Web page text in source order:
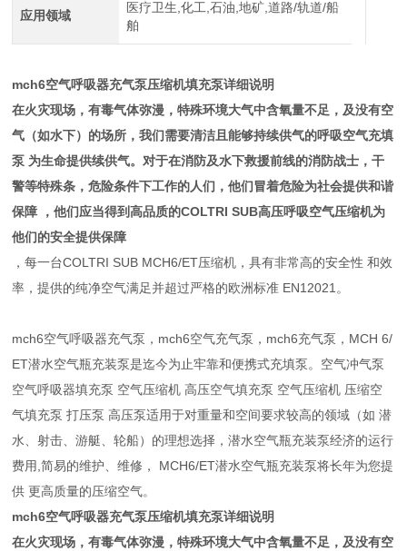
应用领域
医疗卫生,化工,石油,地矿,道路/轨道/船
舶
mch6空气呼吸器充气泵压缩机填充泵详细说明
在火灾现场，有毒气体弥漫，特殊环境大气中含氧量不足，及没有空
气（如水下）的场所，我们需要清洁且能够持续供气的呼吸空气充填
泵 为生命提供续供气。对于在消防及水下救援前线的消防战士，干
警等特殊条，危险条件下工作的人们，他们冒着危险为社会提供和谐
保障 ，他们应当得到高品质的COLTRI SUB高压呼吸空气压缩机为
他们的安全提供保障
，每一台COLTRI SUB MCH6/ET压缩机，具有非常高的安全性 和效
率，提供的纯净空气满足并超过严格的欧洲标准 EN12021。
mch6空气呼吸器充气泵，mch6空气充气泵，mch6充气泵，MCH 6/
ET潜水空气瓶充装泵是迄今为止牢靠和便携式充填泵。空气冲气泵
空气呼吸器填充泵 空气压缩机 高压空气填充泵 空气压缩机 压缩空
气填充泵 打压泵 高压泵适用于对重量和空间要求较高的领域（如 潜
水、射击、游艇、轮船）的理想选择，潜水空气瓶充装泵经济的运行
费用,简易的维护、维修， MCH6/ET潜水空气瓶充装泵将长年为您提
供 更高质量的压缩空气。
mch6空气呼吸器充气泵压缩机填充泵详细说明
在火灾现场，有毒气体弥漫，特殊环境大气中含氧量不足，及没有空